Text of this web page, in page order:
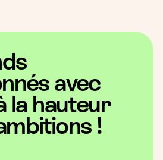
avec
la hauteur
!